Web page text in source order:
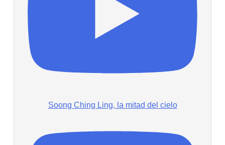
Soong Ching Ling, la mitad del cielo